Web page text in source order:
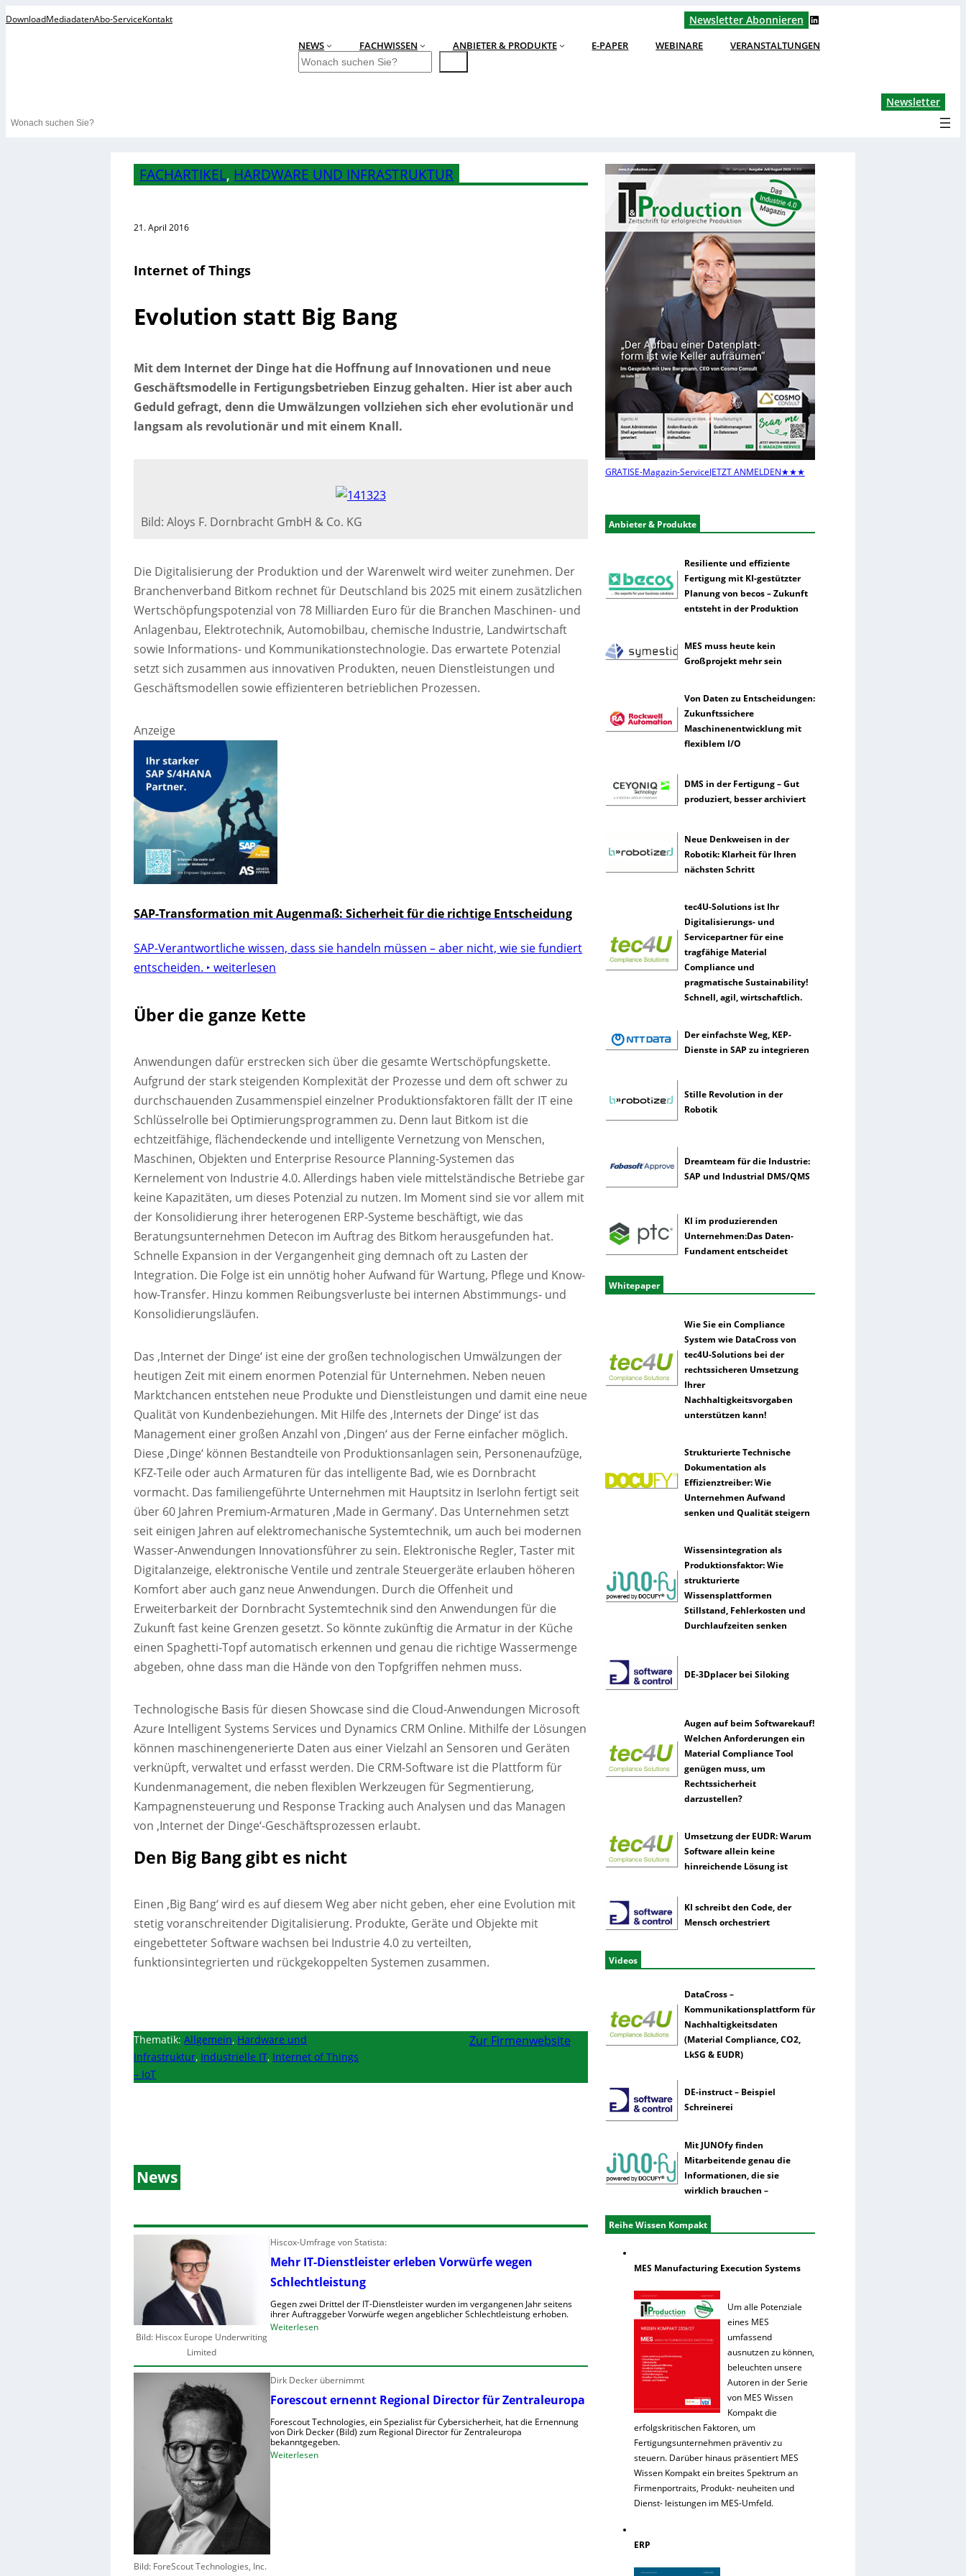
DownloadMediadatenAbo-ServiceKontakt Newsletter Abonnieren LinkedIn
NEWS FACHWISSEN ANBIETER & PRODUKTE E-PAPER WEBINARE VERANSTALTUNGEN
S
u
Newsletter
Search
FACHARTIKEL, HARDWARE UND INFRASTRUKTUR
21. April 2016
Internet of Things
Evolution statt Big Bang
Mit dem Internet der Dinge hat die Hoffnung auf Innovationen und neue
Geschäftsmodelle in Fertigungsbetrieben Einzug gehalten. Hier ist aber auch
Geduld gefragt, denn die Umwälzungen vollziehen sich eher evolutionär und
langsam als revolutionär und mit einem Knall.
Bild: Aloys F. Dornbracht GmbH & Co. KG
Die Digitalisierung der Produktion und der Warenwelt wird weiter zunehmen. Der
Branchenverband Bitkom rechnet für Deutschland bis 2025 mit einem zusätzlichen
Wertschöpfungspotenzial von 78 Milliarden Euro für die Branchen Maschinen- und
Anlagenbau, Elektrotechnik, Automobilbau, chemische Industrie, Landwirtschaft
sowie Informations- und Kommunikationstechnologie. Das erwartete Potenzial
setzt sich zusammen aus innovativen Produkten, neuen Dienstleistungen und
Geschäftsmodellen sowie effizienteren betrieblichen Prozessen.
Anzeige
SAP-Transformation mit Augenmaß: Sicherheit für die richtige Entscheidung
SAP-Verantwortliche wissen, dass sie handeln müssen – aber nicht, wie sie fundiert
entscheiden. ‣ weiterlesen
Über die ganze Kette
Anwendungen dafür erstrecken sich über die gesamte Wertschöpfungskette.
Aufgrund der stark steigenden Komplexität der Prozesse und dem oft schwer zu
durchschauenden Zusammenspiel einzelner Produktionsfaktoren fällt der IT eine
Schlüsselrolle bei Optimierungsprogrammen zu. Denn laut Bitkom ist die
echtzeitfähige, flächendeckende und intelligente Vernetzung von Menschen,
Maschinen, Objekten und Enterprise Resource Planning-Systemen das
Kernelement von Industrie 4.0. Allerdings haben viele mittelständische Betriebe gar
keine Kapazitäten, um dieses Potenzial zu nutzen. Im Moment sind sie vor allem mit
der Konsolidierung ihrer heterogenen ERP-Systeme beschäftigt, wie das
Beratungsunternehmen Detecon im Auftrag des Bitkom herausgefunden hat.
Schnelle Expansion in der Vergangenheit ging demnach oft zu Lasten der
Integration. Die Folge ist ein unnötig hoher Aufwand für Wartung, Pflege und Know-
how-Transfer. Hinzu kommen Reibungsverluste bei internen Abstimmungs- und
Konsolidierungsläufen.
Das ‚Internet der Dinge‘ ist eine der großen technologischen Umwälzungen der
heutigen Zeit mit einem enormen Potenzial für Unternehmen. Neben neuen
Marktchancen entstehen neue Produkte und Dienstleistungen und damit eine neue
Qualität von Kundenbeziehungen. Mit Hilfe des ‚Internets der Dinge‘ ist das
Management einer großen Anzahl von ‚Dingen‘ aus der Ferne einfacher möglich.
Diese ‚Dinge‘ können Bestandteile von Produktionsanlagen sein, Personenaufzüge,
KFZ-Teile oder auch Armaturen für das intelligente Bad, wie es Dornbracht
vormacht. Das familiengeführte Unternehmen mit Hauptsitz in Iserlohn fertigt seit
über 60 Jahren Premium-Armaturen ‚Made in Germany‘. Das Unternehmen setzt
seit einigen Jahren auf elektromechanische Systemtechnik, um auch bei modernen
Wasser-Anwendungen Innovationsführer zu sein. Elektronische Regler, Taster mit
Digitalanzeige, elektronische Ventile und zentrale Steuergeräte erlauben höheren
Komfort aber auch ganz neue Anwendungen. Durch die Offenheit und
Erweiterbarkeit der Dornbracht Systemtechnik sind den Anwendungen für die
Zukunft fast keine Grenzen gesetzt. So könnte zukünftig die Armatur in der Küche
einen Spaghetti-Topf automatisch erkennen und genau die richtige Wassermenge
abgeben, ohne dass man die Hände von den Topfgriffen nehmen muss.
Technologische Basis für diesen Showcase sind die Cloud-Anwendungen Microsoft
Azure Intelligent Systems Services und Dynamics CRM Online. Mithilfe der Lösungen
können maschinengenerierte Daten aus einer Vielzahl an Sensoren und Geräten
verknüpft, verwaltet und erfasst werden. Die CRM-Software ist die Plattform für
Kundenmanagement, die neben flexiblen Werkzeugen für Segmentierung,
Kampagnensteuerung und Response Tracking auch Analysen und das Managen
von ‚Internet der Dinge‘-Geschäftsprozessen erlaubt.
Den Big Bang gibt es nicht
Einen ‚Big Bang‘ wird es auf diesem Weg aber nicht geben, eher eine Evolution mit
stetig voranschreitender Digitalisierung. Produkte, Geräte und Objekte mit
eingebetteter Software wachsen bei Industrie 4.0 zu verteilten,
funktionsintegrierten und rückgekoppelten Systemen zusammen.
Thematik:Allgemein, Hardware und
Infrastruktur, Industrielle IT, Internet of Things
– IoT
Zur Firmenwebsite
News
Bild: Hiscox Europe Underwriting
Limited
Hiscox-Umfrage von Statista:
Mehr IT-Dienstleister erleben Vorwürfe wegen
Schlechtleistung
Gegen zwei Drittel der IT-Dienstleister wurden im vergangenen Jahr seitens
ihrer Auftraggeber Vorwürfe wegen angeblicher Schlechtleistung erhoben.
Weiterlesen:
r
I
-
D
i
Bild: ForeScout Technologies, Inc.
Dirk Decker übernimmt
Forescout ernennt Regional Director für Zentraleuropa
Forescout Technologies, ein Spezialist für Cybersicherheit, hat die Ernennung
von Dirk Decker (Bild) zum Regional Director für Zentraleuropa
bekanntgegeben.
Weiterlesen:
GRATISE-Magazin-ServiceJETZT ANMELDEN★★★
Anbieter & Produkte
Resiliente und effiziente
Fertigung mit KI-gestützter
Planung von becos – Zukunft
entsteht in der Produktion
MES muss heute kein
Großprojekt mehr sein
Von Daten zu Entscheidungen:
Zukunftssichere
Maschinenentwicklung mit
flexiblem I/O
DMS in der Fertigung – Gut
produziert, besser archiviert
Neue Denkweisen in der
Robotik: Klarheit für Ihren
nächsten Schritt
tec4U-Solutions ist Ihr
Digitalisierungs- und
Servicepartner für eine
tragfähige Material
Compliance und
pragmatische Sustainability!
Schnell, agil, wirtschaftlich.
Der einfachste Weg, KEP-
Dienste in SAP zu integrieren
Stille Revolution in der
Robotik
Dreamteam für die Industrie:
SAP und Industrial DMS/QMS
KI im produzierenden
Unternehmen:Das Daten-
Fundament entscheidet
Whitepaper
Wie Sie ein Compliance
System wie DataCross von
tec4U-Solutions bei der
rechtssicheren Umsetzung
Ihrer
Nachhaltigkeitsvorgaben
unterstützen kann!
Strukturierte Technische
Dokumentation als
Effizienztreiber: Wie
Unternehmen Aufwand
senken und Qualität steigern
Wissensintegration als
Produktionsfaktor: Wie
strukturierte
Wissensplattformen
Stillstand, Fehlerkosten und
Durchlaufzeiten senken
DE-3Dplacer bei Siloking
Augen auf beim Softwarekauf!
Welchen Anforderungen ein
Material Compliance Tool
genügen muss, um
Rechtssicherheit
darzustellen?
Umsetzung der EUDR: Warum
Software allein keine
hinreichende Lösung ist
KI schreibt den Code, der
Mensch orchestriert
Videos
DataCross –
Kommunikationsplattform für
Nachhaltigkeitsdaten
(Material Compliance, CO2,
LkSG & EUDR)
DE-instruct – Beispiel
Schreinerei
Mit JUNOfy finden
Mitarbeitende genau die
Informationen, die sie
wirklich brauchen –
Reihe Wissen Kompakt
MES Manufacturing Execution Systems
Um alle Potenziale
eines MES
umfassend
ausnutzen zu können,
beleuchten unsere
Autoren in der Serie
von MES Wissen
Kompakt die
erfolgskritischen Faktoren, um
Fertigungsunternehmen präventiv zu
steuern. Darüber hinaus präsentiert MES
Wissen Kompakt ein breites Spektrum an
Firmenportraits, Produkt- neuheiten und
Dienst- leistungen im MES-Umfeld.
ERP